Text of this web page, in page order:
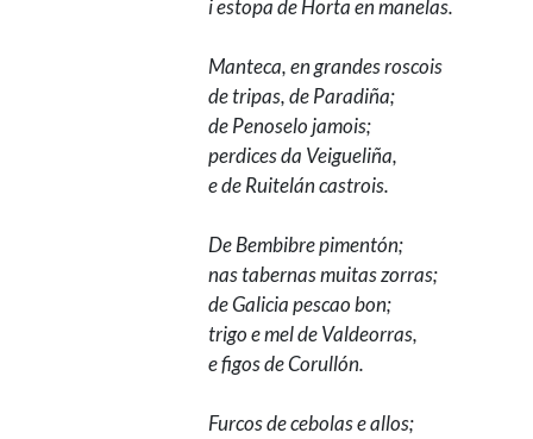
i estopa de Horta en manelas.
Manteca, en grandes roscois
de tripas, de Paradiña;
de Penoselo jamois;
perdices da Veigueliña,
e de Ruitelán castrois.
De Bembibre pimentón;
nas tabernas muitas zorras;
de Galicia pescao bon;
trigo e mel de Valdeorras,
e figos de Corullón.
Furcos de cebolas e allos;